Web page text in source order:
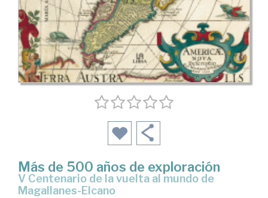
Más de 500 años de exploración
V Centenario de la vuelta al mundo de
Magallanes-Elcano